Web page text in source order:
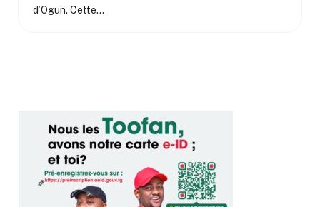
d’Ogun. Cette…